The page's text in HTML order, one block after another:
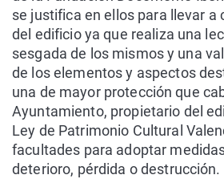
se justifica en ellos para llevar a
del edificio ya que realiza una
sesgada de los mismos y una
de los elementos y aspectos
una de mayor protección que
Ayuntamiento, propietario del
Ley de Patrimonio Cultural
facultades para adoptar
deterioro, pérdida o destrucción.